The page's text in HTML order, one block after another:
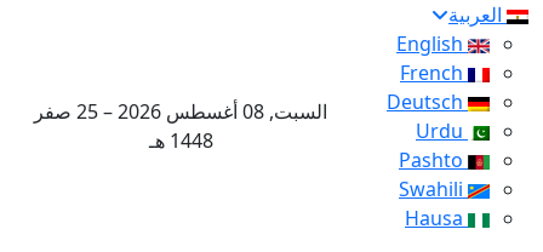
العربية
السبت, 08 أغسطس 2026 – 25 صفر
1448 هـ